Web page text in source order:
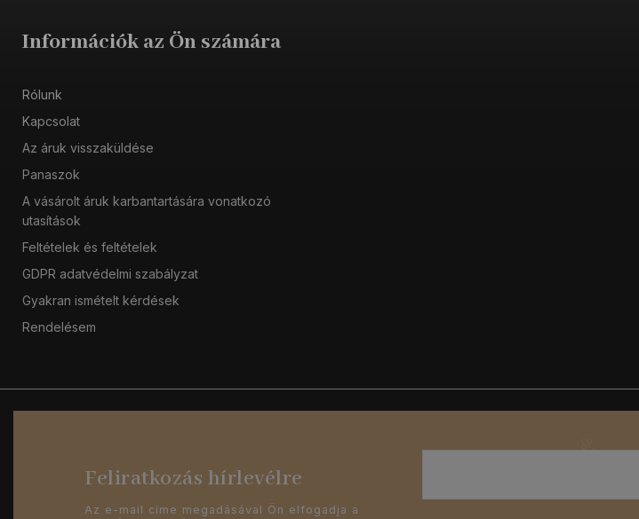
Információk az Ön számára
Rólunk
Kapcsolat
Az áruk visszaküldése
Panaszok
A vásárolt áruk karbantartására vonatkozó
utasítások
Feltételek és feltételek
GDPR adatvédelmi szabályzat
Gyakran ismételt kérdések
Rendelésem
Feliratkozás hírlevélre
Az e-mail címe megadásával Ön elfogadja a